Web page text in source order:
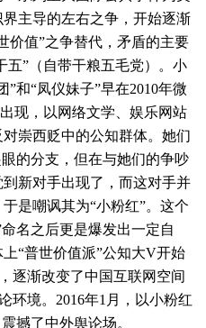
主导的左右之争，开始逐渐
价值”之争替代，矛盾的主要
五”（自带干粮五毛党）。小
和“凤仪妹子”早在2010年微
现，以网络文学、娱乐网站
崇西贬中的公知群体。她们
的分支，但在与她们的争吵
新对手出现了，而这对手并
是嘲讽其为“小粉红”。这个
名之后更是爆发出一定自
“普世价值派”公知大V开始
逐渐改变了中国互联网空间
环境。2016年1月，以小粉红
撼了中外舆论场。